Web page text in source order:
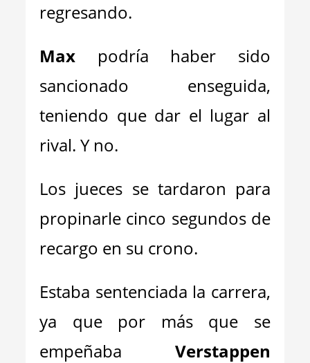
regresando.
Max podría haber sido
sancionado enseguida,
teniendo que dar el lugar al
rival. Y no.
Los jueces se tardaron para
propinarle cinco segundos de
recargo en su crono.
Estaba sentenciada la carrera,
ya que por más que se
empeñaba Verstappen